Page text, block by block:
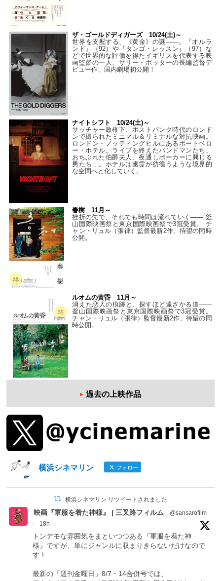
ザ・ゴールドディガーズ 10/24(土)～
世界を支配する、《黄金》の謎――。『オルラ
ンド』（92）や『タンゴ・レッスン』（97）な
どで世界的な評価を得たイギリスを代表する映
画監督の一人、サリー・ポッターの長編監督デ
ビュー作、国内劇場初公開！
ナイトシフト 10/24(土)～
サッチャー政権下、ポストパンク時代のロンド
ンで撮られたミニマル＆リミナルな対抗映画。
ロンドン・ノッティングヒルにあるポートベロ
ー・ホテル。ライブを終えたバンドマンたち、
おちぶれた伯爵夫人、夜通しポーカーに興じる
男たち…。ホテルは幽霊が彷徨うような境界的
な空間へと化していく。
春樹 11月～
挫折の先で、それでも時間は流れていく—— 釜
山国際映画祭と東京国際映画祭で3冠受賞。 チ
ャン・リュル（張律）監督最新2作、待望の同時
公開。
ルオムの黄昏 11月～
消えた恋人の痕跡と、探すほど遠ざかる道——
釜山国際映画祭と東京国際映画祭で3冠受賞。
チャン・リュル（張律）監督最新2作、待望の同
時公開。
過去の上映作品
横浜シネマリン フォロー
横浜シネマリン リツイートされました
映画『軍服を着た神様』 | 三叉路フィルム
@sansarofilm
·
18h
トンデモな雰囲気をまといつつある『軍服を着た神
様』ですが、単にジャンルに収まりきらないだけなので
す！
最新の「週刊金曜日」8/7・14合併号では、